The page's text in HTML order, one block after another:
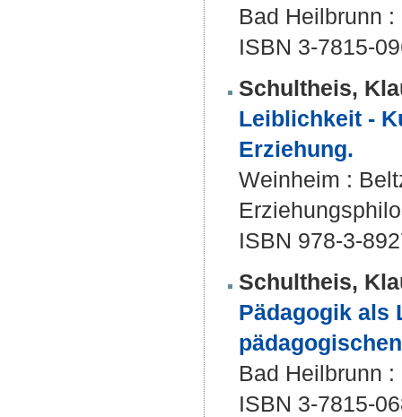
Bad Heilbrunn
ISBN 3-7815-
Schultheis,
Leiblichkeit -
Erziehung.
Weinheim :
ISBN 978-3-
Schultheis,
Pädagogik als
Bad Heilbrunn
ISBN 3-7815-